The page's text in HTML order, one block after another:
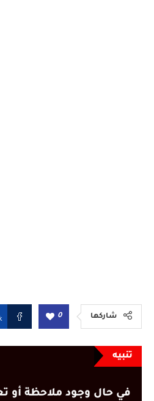
شاركها 0
تنبيه
في حال وجود ملاحظة أو